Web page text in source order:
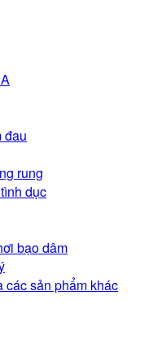
đau
rung
dục
bạo dâm
các sản phẩm khác